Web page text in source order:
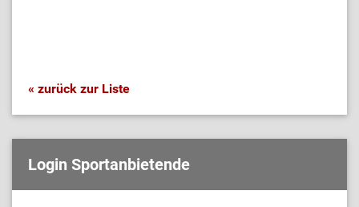
« zurück zur Liste
Login Sportanbietende